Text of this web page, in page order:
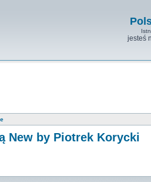
jesteś
New by Piotrek Korycki